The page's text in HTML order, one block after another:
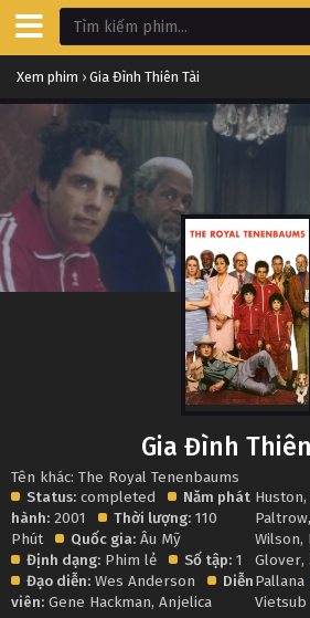
Xem phim › Gia Đình Thiên Tài
Gia Đình
Tên khác: The Royal Tenenbaums
Status: completed
Năm phát
hành: 2001 Thời lượng: 110
Phút
Quốc gia: Âu Mỹ
Định dạng: Phim lẻ Số tập: 1
Đạo diễn: Wes Anderson
Diễn
viên: Gene Hackman, Anjelica
Huston,
Paltrow,
Wilson,
Glover,
Pallana
Vietsub